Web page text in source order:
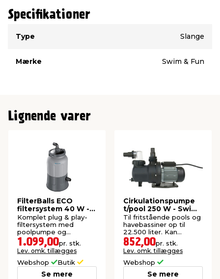
Specifikationer
Type
Slange
Mærke Swim & Fun
Lignende varer
FilterBalls ECO
filtersystem 40 W -
Swim & Fun
Komplet plug & play-
filtersystem med
poolpumpe og
filterbolde for effektiv
vandfiltrering.
1.099,00pr. stk.
Lev. omk. tillægges
Webshop Butik
Se mere
Cirkulationspumpe
t/pool 250 W - Swim
& Fun
Til fritstående pools og
havebassiner op til
22.500 liter. Kan
anvendes i badevand
med klor- og
saltdesinfektion.
852,00pr. stk.
Lev. omk. tillægges
Webshop
Se mere